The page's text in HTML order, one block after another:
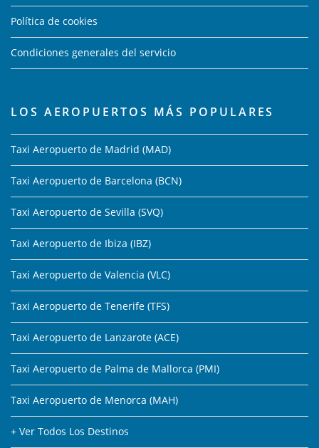
Política de cookies
Condiciones generales del servicio
LOS AEROPUERTOS MÁS POPULARES
Taxi Aeropuerto de Madrid (MAD)
Taxi Aeropuerto de Barcelona (BCN)
Taxi Aeropuerto de Sevilla (SVQ)
Taxi Aeropuerto de Ibiza (IBZ)
Taxi Aeropuerto de Valencia (VLC)
Taxi Aeropuerto de Tenerife (TFS)
Taxi Aeropuerto de Lanzarote (ACE)
Taxi Aeropuerto de Palma de Mallorca (PMI)
Taxi Aeropuerto de Menorca (MAH)
+ Ver Todos Los Destinos